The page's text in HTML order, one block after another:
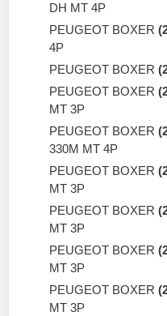
DH MT 4P
PEUGEOT BOXER
4P
PEUGEOT BOXER
PEUGEOT BOXER
MT 3P
PEUGEOT BOXER
330M MT 4P
PEUGEOT BOXER
MT 3P
PEUGEOT BOXER
MT 3P
PEUGEOT BOXER
MT 3P
PEUGEOT BOXER
MT 3P